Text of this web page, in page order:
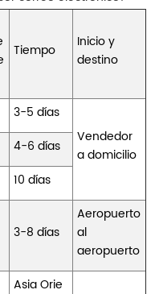
Tiempo
Inicio y
destino
3-5 días
Vendedor
a domicilio
4-6 días
10 días
3-8 días
Aeropuerto
al
aeropuerto
Asia Orie